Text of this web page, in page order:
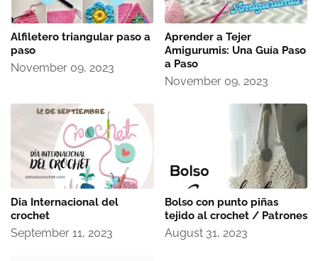
Alfiletero triangular paso a
paso
November 09, 2023
Aprender a Tejer
Amigurumis: Una Guía Paso
a Paso
November 09, 2023
Dia Internacional del
crochet
September 11, 2023
Bolso con punto piñas
tejido al crochet / Patrones
August 31, 2023